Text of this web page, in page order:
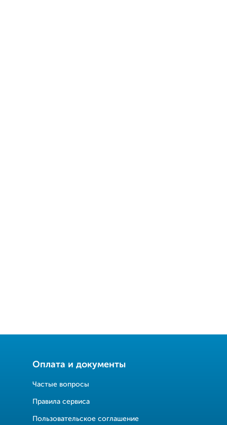
Оплата и документы
Частые вопросы
Правила сервиса
Пользовательское соглашение